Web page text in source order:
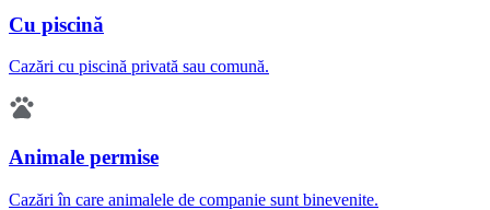
Cu piscină
Cazări cu piscină privată sau comună.
Animale permise
Cazări în care animalele de companie sunt binevenite.